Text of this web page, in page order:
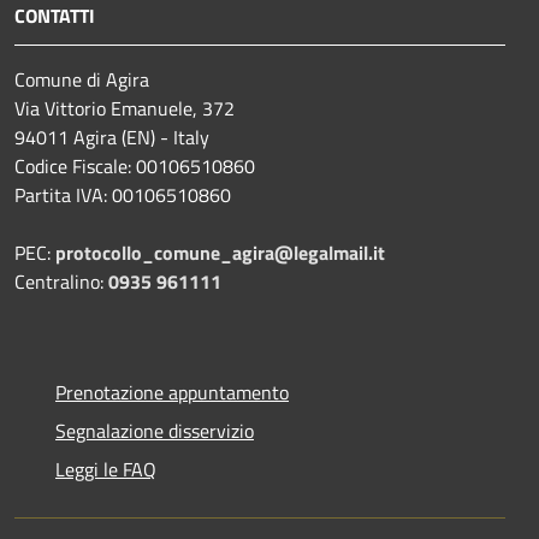
CONTATTI
Comune di Agira
Via Vittorio Emanuele, 372
94011 Agira (EN) - Italy
Codice Fiscale: 00106510860
Partita IVA: 00106510860
PEC: protocollo_comune_agira@legalmail.it
Centralino:0935 961111
Prenotazione appuntamento
Segnalazione disservizio
Leggi le FAQ